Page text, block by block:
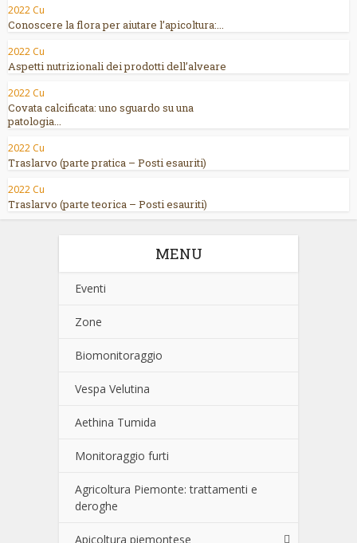
2022 Cu
Conoscere la flora per aiutare l’apicoltura:...
2022 Cu
Aspetti nutrizionali dei prodotti dell’alveare
2022 Cu
Covata calcificata: uno sguardo su una
patologia...
2022 Cu
Traslarvo (parte pratica – Posti esauriti)
2022 Cu
Traslarvo (parte teorica – Posti esauriti)
MENU
Eventi
Zone
Biomonitoraggio
Vespa Velutina
Aethina Tumida
Monitoraggio furti
Agricoltura Piemonte: trattamenti e
deroghe
Apicoltura piemontese